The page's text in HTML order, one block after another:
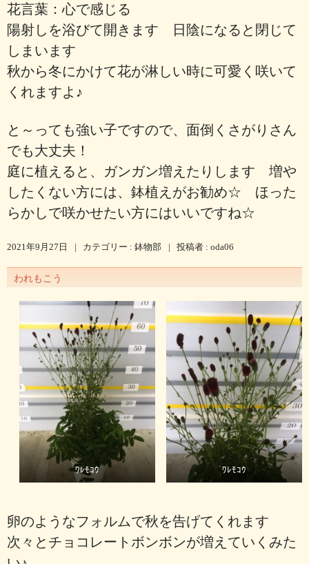
花言葉：心で感じる
陽射しを浴びて開きます 日陰になると閉じて
しまいます
秋から冬にかけて花が淋しい時に可愛く咲いて
くれますよ♪
と～っても強い子ですので、面倒くさがりさん
でも大丈夫！
庭に植えると、ガンガン増えたりします 増や
したくない方には、鉢植えがお勧め☆ ほった
らかしで咲かせたい方にはいいですね☆
2021年9月27日 | カテゴリー : 鉢物部 | 投稿者 : oda06
われもこう
ﾜﾚﾓｺｳ ﾜﾚﾓｺｳ
卵のようなフォルムで秋を告げてくれます
次々とチョコレートボンボンが増えていくみた